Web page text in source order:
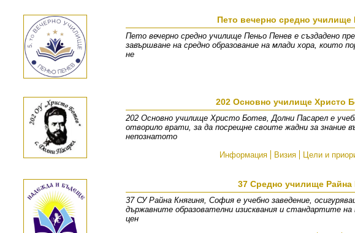
Пето вечерно средно
Пето вечерно средно училище Пеньо Пенев е създадено
завършване на средно образование на млади хора, които
не
202 Основно училище Христо
202 Основно училище Христо Ботев, Долни Пасарел е
отворило врати, за да посрещне своите жадни за знание
непознатото
Информация
Визия Цели и
37 Средно училище Райна
37 СУ Райна Княгиня, София е учебно заведение,
държавните образователни изисквания и стандартите
цен